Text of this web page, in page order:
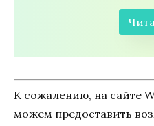
К сожалению, на сайте
можем предоставить